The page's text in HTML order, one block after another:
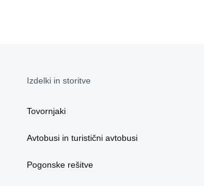
Izdelki in storitve
Tovornjaki
Avtobusi in turistični avtobusi
Pogonske rešitve